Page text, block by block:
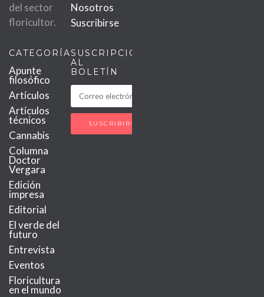
del sector
floricultor.
Nosotros
Suscribirse
CATEGORÍAS
Apunte
filosófico
Artículos
Artículos
técnicos
Cannabis
Columna
Doctor
Vergara
Edición
impresa
Editorial
El verde del
futuro
Entrevista
Eventos
Floricultura
en el mundo
SUSCRIPCIÓN
AL
BOLETÍN